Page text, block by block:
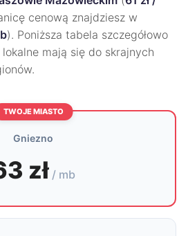
cenową znajdziesz w
). Poniższa tabela szczegółowo
mają się do skrajnych
TWOJE MIASTO
Gniezno
zł / mb